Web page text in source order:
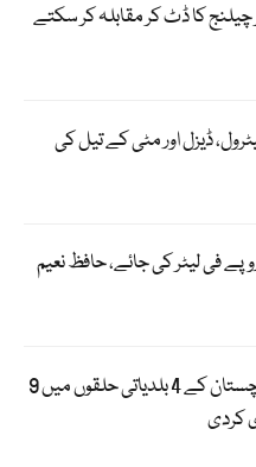
کا ڈٹ کر مقابلہ کر سکتے
ڈیزل اور مٹی کے تیل کی
کی قیمت 228 روپے فی لیٹر کی جائے، حافظ نعیم
الیکشن کمیشن نے بلوچستان کے 4 بلدیاتی حلقوں میں 9
کردی